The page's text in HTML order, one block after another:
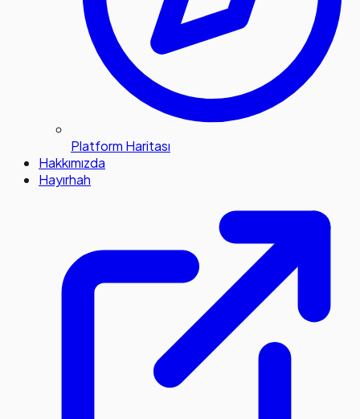
Platform Haritası
Hakkımızda
Hayırhah